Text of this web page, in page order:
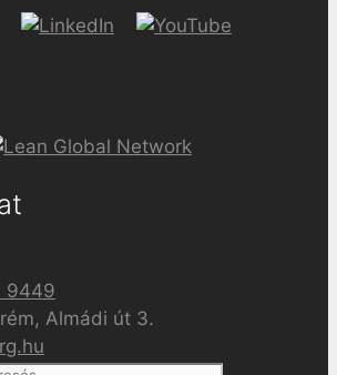
9449
Almádi út 3.